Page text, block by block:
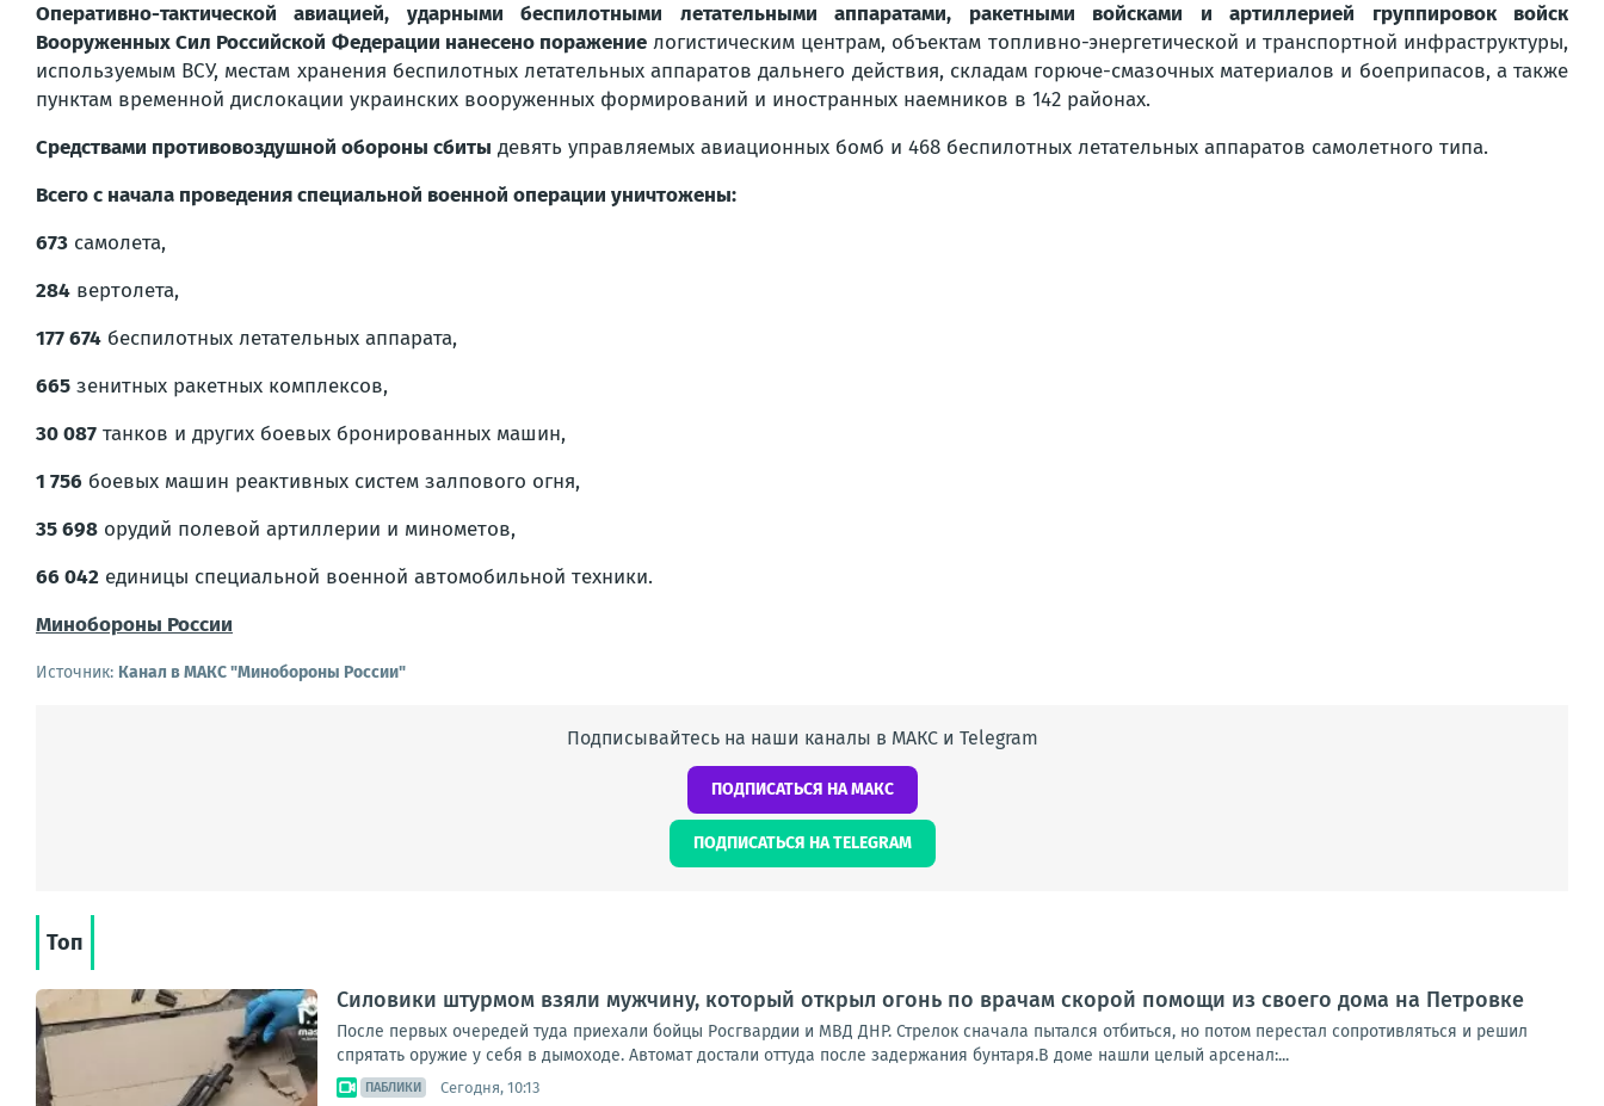
Оперативно-тактической авиацией, ударными беспилотными летательными аппаратами, ракетными войсками и артиллерией группировок войск
Вооруженных Сил Российской Федерации нанесено поражениелогистическим центрам, объектам топливно-энергетической и транспортной инфраструктуры,
используемым ВСУ, местам хранения беспилотных летательных аппаратов дальнего действия, складам горюче-смазочных материалов и боеприпасов, а также
пунктам временной дислокации украинских вооруженных формирований и иностранных наемников в 142 районах.
Средствами противовоздушной обороны сбиты девять управляемых авиационных бомб и 468 беспилотных летательных аппаратов самолетного типа.
Всего с начала проведения специальной военной операции уничтожены:
673 самолета,
284 вертолета,
177 674 беспилотных летательных аппарата,
665 зенитных ракетных комплексов,
30 087 танков и других боевых бронированных машин,
1 756 боевых машин реактивных систем залпового огня,
35 698 орудий полевой артиллерии и минометов,
66 042 единицы специальной военной автомобильной техники.
Минобороны России
Источник: Канал в МАКС "Минобороны России"
Подписывайтесь на наши каналы в МАКС и Telegram
ПОДПИСАТЬСЯ НА МАКС
ПОДПИСАТЬСЯ НА TELEGRAM
Топ
Силовики штурмом взяли мужчину, который открыл огонь по врачам скорой помощи из своего дома на Петровке
После первых очередей туда приехали бойцы Росгвардии и МВД ДНР. Стрелок сначала пытался отбиться, но потом перестал сопротивляться и решил
спрятать оружие у себя в дымоходе. Автомат достали оттуда после задержания бунтаря.В доме нашли целый арсенал:...
ПАБЛИКИ Сегодня, 10:13